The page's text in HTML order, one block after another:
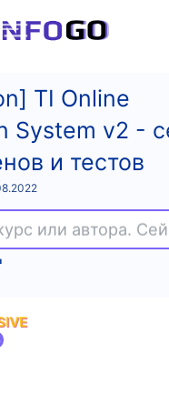
TI Online
System v2 -
и тестов